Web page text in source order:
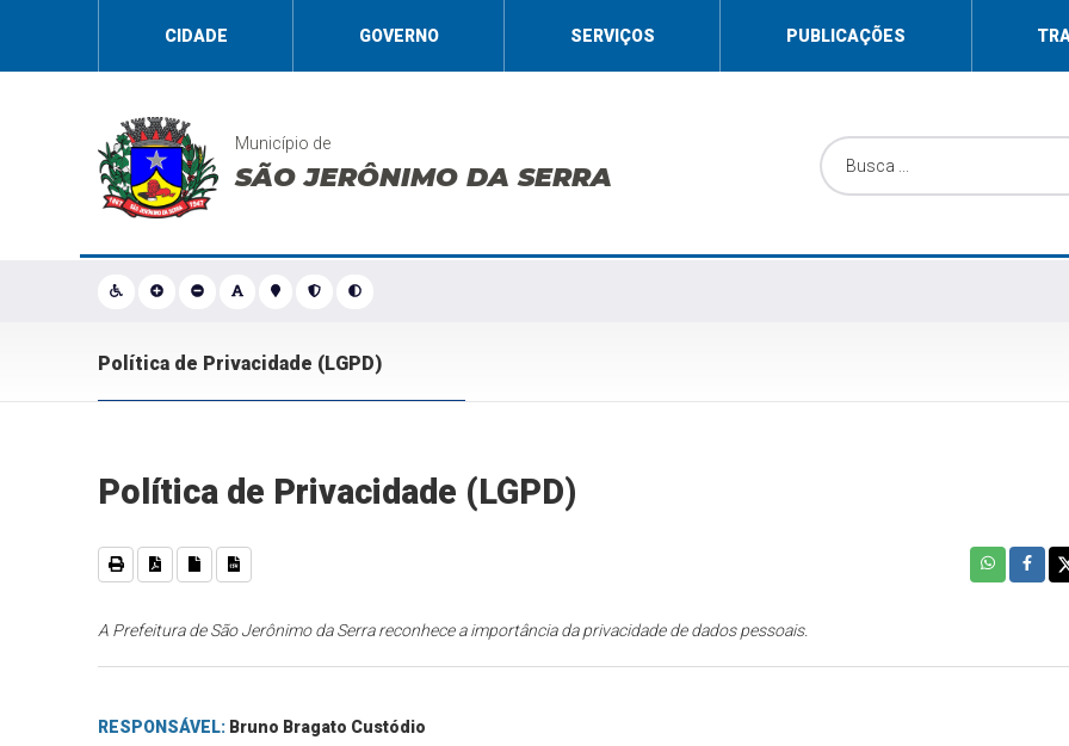
CIDADE GOVERNO SERVIÇOS PUBLICAÇÕES
Município de
SÃO JERÔNIMO DA SERRA
Política de Privacidade (LGPD)
Política de Privacidade (LGPD)
A Prefeitura de São Jerônimo da Serra reconhece a importância da privacidade de dados pessoais.
RESPONSÁVEL: Bruno Bragato Custódio